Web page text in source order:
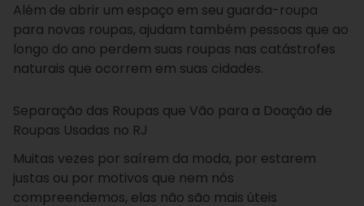
Além de abrir um espaço em seu guarda-roupa
para novas roupas, ajudam também pessoas que ao
longo do ano perdem suas roupas nas catástrofes
naturais que ocorrem em suas cidades.
Separação das Roupas que Vão para a Doação de
Roupas Usadas no RJ
Muitas vezes por saírem da moda, por estarem
justas ou por motivos que nem nós
compreendemos, elas não são mais úteis